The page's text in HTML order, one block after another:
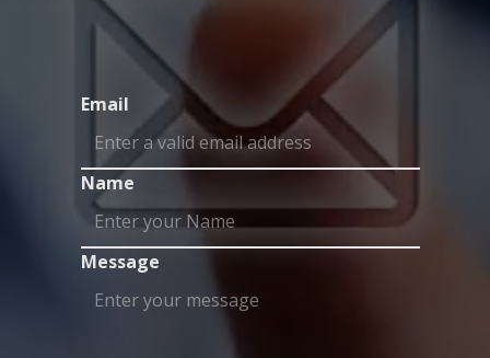
Email
Name
Message